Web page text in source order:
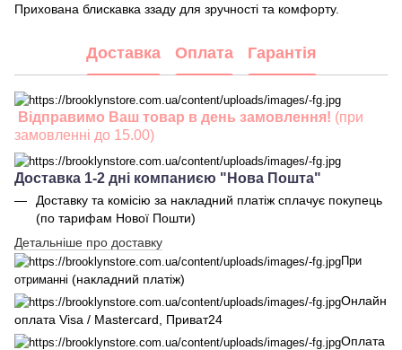
Прихована блискавка ззаду для зручності та комфорту.
Доставка Оплата Гарантія
Відправимо Ваш товар в день замовлення! (при
замовленні до 15.00)
Доставка 1-2 дні компаниєю "Нова Пошта"
Доставку та комісію за накладний платіж сплачує покупець
(по тарифам Нової Пошти)
Детальніше про доставку
При
отриманні (накладний платіж)
Онлайн
оплата Visa / Mastercard, Приват24
Оплата